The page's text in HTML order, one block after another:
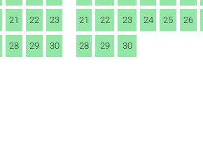
21 22 23
28 29 30
21 22 23 24 25 26
28 29 30